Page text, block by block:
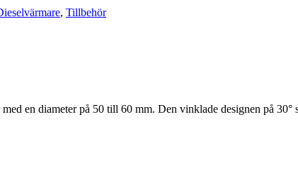
, Tillbehör
en diameter på 50 till 60 mm. Den vinklade designen på